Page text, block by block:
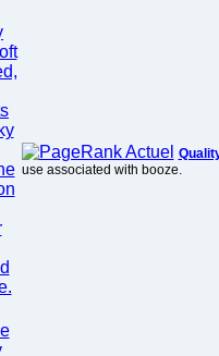
use associated with booze.